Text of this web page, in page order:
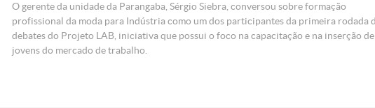
O gerente da unidade da Parangaba, Sérgio Siebra, conversou sobre formação
profissional da moda para Indústria como um dos participantes da primeira rodada
debates do Projeto LAB, iniciativa que possui o foco na capacitação e na inserção de
jovens do mercado de trabalho.